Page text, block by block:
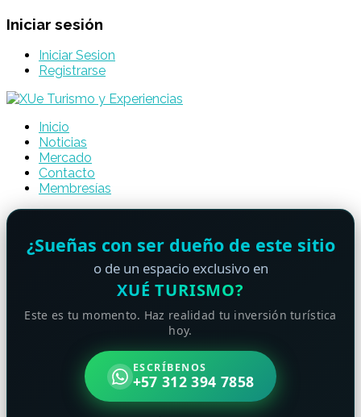
Iniciar sesión
Iniciar Sesion
Registrarse
Inicio
Noticias
Mercado
Contacto
Membresías
¿Sueñas con ser dueño de este sitio
o de un espacio exclusivo en
XUÉ TURISMO?
Este es tu momento. Haz realidad tu inversión turística
hoy.
ESCRÍBENOS
+57 312 394 7858